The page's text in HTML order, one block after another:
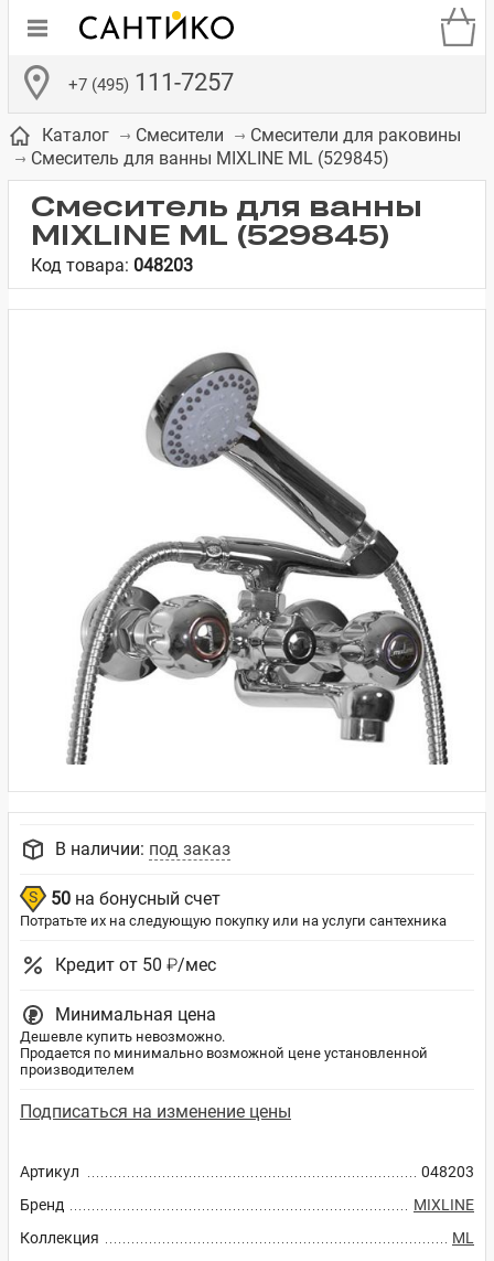
+7 (495) 111-7257
Бачки для
Сиденья для
Смесители для
Зеркало-шкаф
Полки в ванную
Каталог Смесители
Смесители для раковины
Смеситель для ванны MIXLINE ML (529845)
Смеситель для ванны
MIXLINE ML (529845)
Код товара: 048203
Артикул
048203
Бренд
MIXLINE
Коллекция
ML
В наличии: под заказ
50 на бонусный счет
Потратьте их на следующую покупку или на услуги сантехника
Кредит от 50 ₽/мес
Минимальная цена
Дешевле купить невозможно.
Продается по минимально возможной цене установленной
производителем
Подписаться на изменение цены